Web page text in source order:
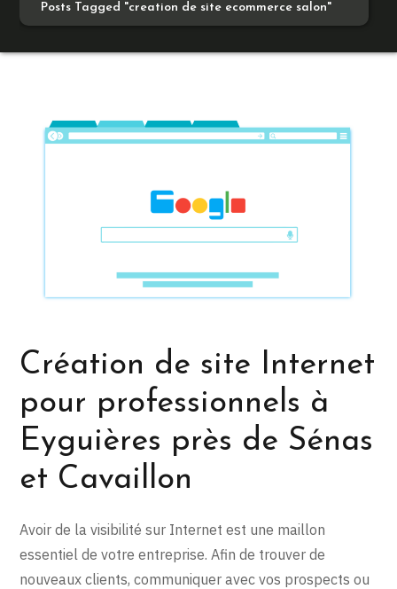
Posts Tagged "creation de site ecommerce salon"
Création de site Internet
pour professionnels à
Eyguières près de Sénas
et Cavaillon
Avoir de la visibilité sur Internet est une maillon
essentiel de votre entreprise. Afin de trouver de
nouveaux clients, communiquer avec vos prospects ou